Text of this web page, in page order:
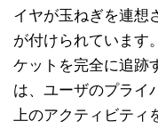
イヤが玉ねぎを連想
が付けられています
ケットを完全に追跡
は、ユーザのプライ
上のアクティビテ